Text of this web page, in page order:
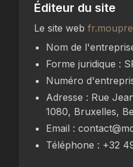
Éditeur du site
Le site web
Nom de
Forme juridique :
Numéro
Adresse : Rue
1080, Bruxelles,
Email :
Téléphone : +32